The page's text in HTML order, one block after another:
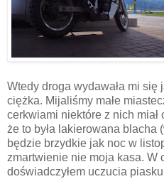
Wtedy droga wydawała mi się
ciężka. Mijaliśmy małe
cerkwiami niektóre z nich miał
że to była lakierowana blacha
będzie brzydkie jak noc w
zmartwienie nie moja kasa. W
doświadczyłem uczucia